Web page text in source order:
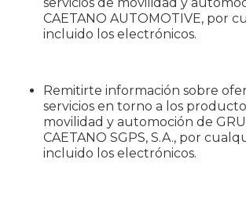
CAETANO AUTOMOTIVE, por
incluido los electrónicos.
Remitirte información sobre
servicios en torno a los
movilidad y automoción de
CAETANO SGPS, S.A., por
incluido los electrónicos.